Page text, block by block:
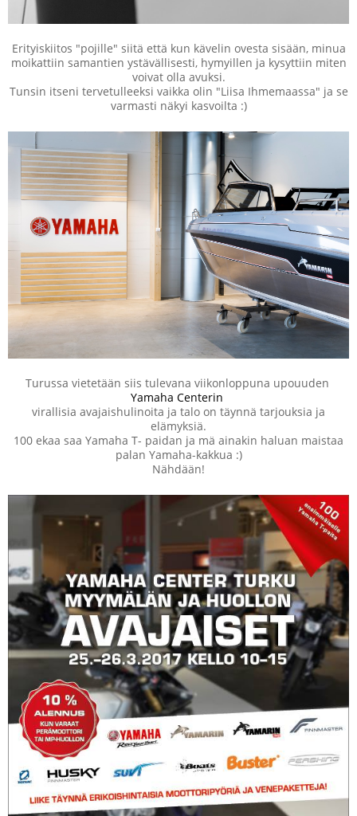
Erityiskiitos "pojille" siitä että kun kävelin ovesta sisään, minua
moikattiin samantien ystävällisesti, hymyillen ja kysyttiin miten
voivat olla avuksi.
Tunsin itseni tervetulleeksi vaikka olin "Liisa Ihmemaassa" ja se
varmasti näkyi kasvoilta :)
Turussa vietetään siis tulevana viikonloppuna upouuden
Yamaha Centerin
virallisia avajaishulinoita ja talo on täynnä tarjouksia ja
elämyksiä.
100 ekaa saa Yamaha T- paidan ja mä ainakin haluan maistaa
palan Yamaha-kakkua :)
Nähdään!